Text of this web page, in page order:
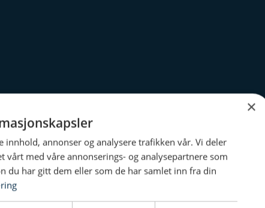
×
annonser og analysere trafikken vår. Vi deler
med våre annonserings- og analysepartnere som
du har gitt dem eller som de har samlet inn fra din